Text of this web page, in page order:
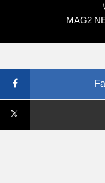
MAG2